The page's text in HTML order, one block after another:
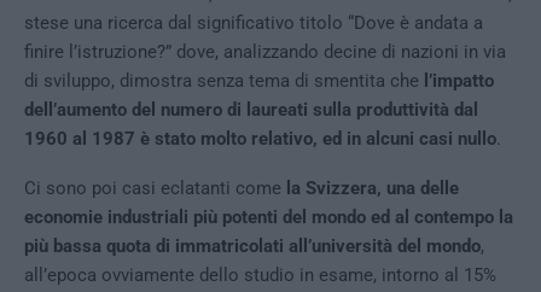
stese una ricerca dal significativo titolo “Dove è andata a
finire l’istruzione?” dove, analizzando decine di nazioni in via
di sviluppo, dimostra senza tema di smentita che l’impatto
dell’aumento del numero di laureati sulla produttività dal
1960 al 1987 è stato molto relativo, ed in alcuni casi nullo.
Ci sono poi casi eclatanti come la Svizzera, una delle
economie industriali più potenti del mondo ed al contempo la
più bassa quota di immatricolati all’università del mondo,
all’epoca ovviamente dello studio in esame, intorno al 15%